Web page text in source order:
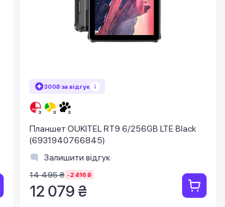
300₴ за відгук
Планшет OUKITEL RT9 6/256GB LTE Black
(6931940766845)
Залишити відгук
14 495 ₴ -2 416 ₴
12 079 ₴